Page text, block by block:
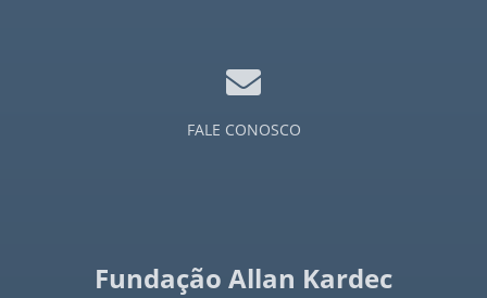
FALE CONOSCO
Fundação Allan Kardec